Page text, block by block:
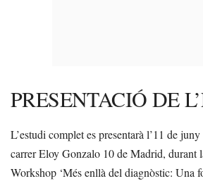
PRESENTACIÓ DE
L’estudi complet es presentarà l’11 de
carrer Eloy Gonzalo 10 de Madrid, durant
Workshop ‘Més enllà del diagnòstic: Una